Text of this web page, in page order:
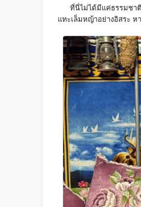
ที่นี่ไม่ได้มีแค่ธรรมชา
แทะเล็มหญ้าอย่างอิสระ